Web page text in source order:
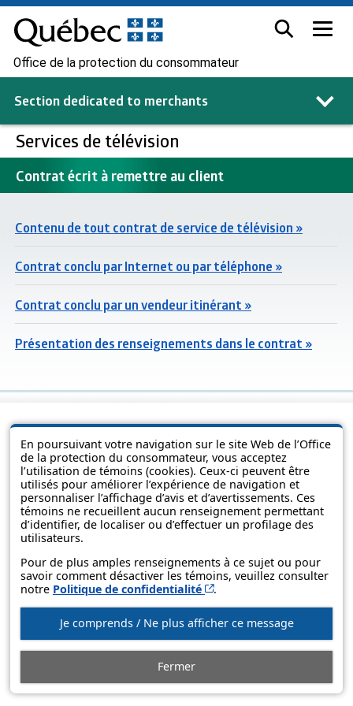
En poursuivant votre navigation sur le site Web de l’Office
de la protection du consommateur, vous acceptez
l’utilisation de témoins (cookies). Ceux-ci peuvent être
utilisés pour améliorer l’expérience de navigation et
personnaliser l’affichage d’avis et d’avertissements. Ces
témoins ne recueillent aucun renseignement permettant
d’identifier, de localiser ou d’effectuer un profilage des
utilisateurs.
Pour de plus amples renseignements à ce sujet ou pour
savoir comment désactiver les témoins, veuillez consulter
notre Politique de confidentialité Cet hyperlien s’ouvrira
.
Je comprends / Ne plus afficher ce message
Fermer
Office de la protection du consommateur
Section dedicated to merchants
Services de télévision
Contrat écrit à remettre au client
Contenu de tout contrat de service de télévision »
Contrat conclu par Internet ou par téléphone »
Contrat conclu par un vendeur itinérant »
Présentation des renseignements dans le contrat »